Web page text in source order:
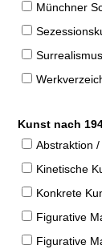
Münchner
Surrealismus
Kunst nach
Abstraktion
Kinetische
Konkrete
Figurative
Figurative